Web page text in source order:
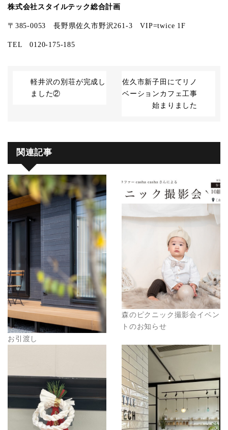
株式会社スタイルテック総合計画
〒385-0053 長野県佐久市野沢261-3 VIP=twice 1F
TEL 0120-175-185
軽井沢の別荘が完成し
ました②
佐久市新子田にてリノ
ベーションカフェ工事
始まりました
関連記事
お引渡し
森のピクニック撮影会イベン
トのお知らせ